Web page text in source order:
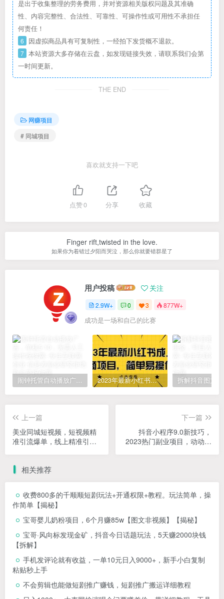
是出于收集整理的劳务费用，并对资源相关版权问题及其准确
性、内容完整性、合法性、可靠性、可操作性或可用性不承担任
何责任！
6 因虚拟商品具有可复制性，一经拍下发货概不退款。
7 本站资源大多存储在云盘，如发现链接失效，请联系我们会第
一时间更新。
THE END
网赚项目
# 同城项目
喜欢就支持一下吧
点赞0 分享 收藏
Finger rift,twisted in the love.
如果你为着错过夕阳而哭泣，那么你就要错群星了
用户投稿 关注
2.9W+ 0 3 877W+
成功是一场和自己的比赛
闹钟托管自动播放广告，单机5-10，无需人工操作 2023年最新小红书成人电商项目，简单易操作【详细教程】
上一篇
美业同城短视频，短视频精
准引流爆单，线上精准引
下一篇
抖音小程序9.0新技巧，
2023热门副业项目，动动手
相关推荐
收费800多的千顺顺短剧玩法+开通权限+教程。玩法简单，操
作简单【揭秘】
宝哥婴儿奶粉项目，6个月赚85w【图文非视频】【揭秘】
宝哥·风向标发现金矿，抖音今日话题玩法，5天赚2000块钱
【拆解】
手机发评论就有收益，一单10元日入9000+，新手小白复制
粘贴秒上手
不会剪辑也能做短剧推广赚钱，短剧推广搬运详细教程